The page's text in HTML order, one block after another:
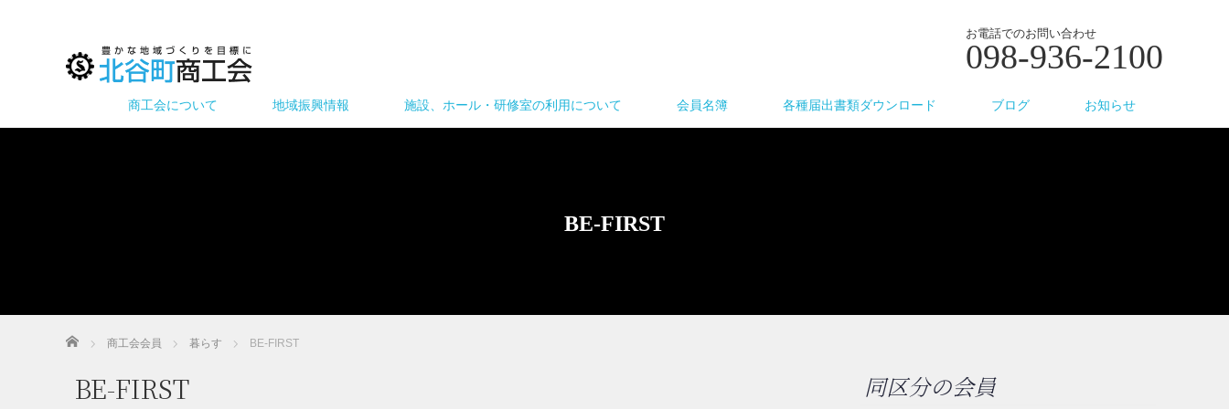
お電話でのお問い合わせ
098-936-2100
商工会について 地域振興情報 施設、ホール・研修室の利用について 会員名簿 各種届出書類ダウンロード ブログ お知らせ
BE-FIRST
ホーム 商工会会員 暮らす BE-FIRST
BE-FIRST 同区分の会員